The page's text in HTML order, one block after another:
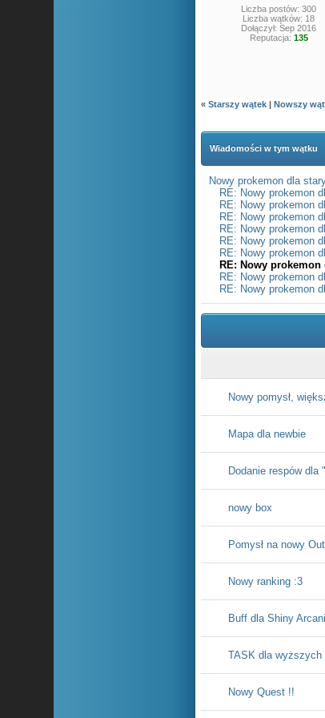
Liczba postów: 300
Liczba wątków: 18
Dołączył: Sep 2016
Reputacja: 135
«Starszy wątek |Nowszy
Wiadomości w tym wątku
Nowy prokemon dla
RE: Nowy prokemon
RE: Nowy prokemon
RE: Nowy prokemon
RE: Nowy prokemon
RE: Nowy prokemon
RE: Nowy prokemon
RE: Nowy
RE: Nowy prokemon
RE: Nowy prokemon
Nowy pomysł,
Mapa dla newbie
Dodanie respów dla
nowy box
Pomysł na nowy
Nowy ranking :3
Buff dla Shiny
TASK dla wyższych
Nowy Quest !!